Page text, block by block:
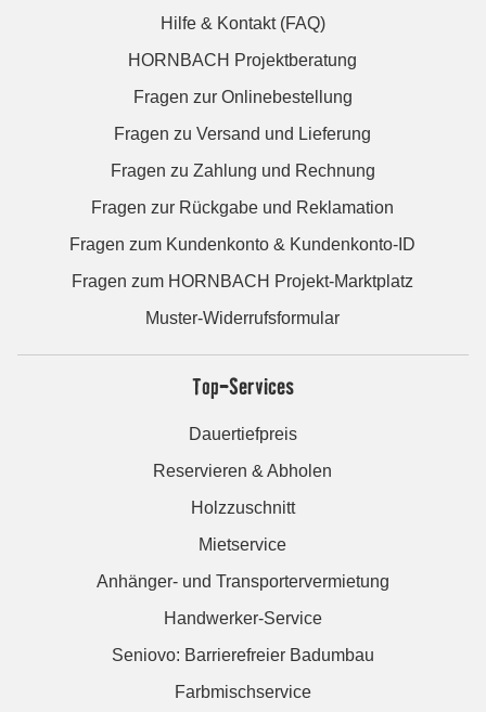
Hilfe & Kontakt (FAQ)
HORNBACH Projektberatung
Fragen zur Onlinebestellung
Fragen zu Versand und Lieferung
Fragen zu Zahlung und Rechnung
Fragen zur Rückgabe und Reklamation
Fragen zum Kundenkonto & Kundenkonto-ID
Fragen zum HORNBACH Projekt-Marktplatz
Muster-Widerrufsformular
Top-Services
Dauertiefpreis
Reservieren & Abholen
Holzzuschnitt
Mietservice
Anhänger- und Transportervermietung
Handwerker-Service
Seniovo: Barrierefreier Badumbau
Farbmischservice